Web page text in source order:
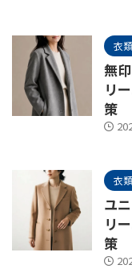
衣類
無
リ
策
衣類
ユ
リ
策